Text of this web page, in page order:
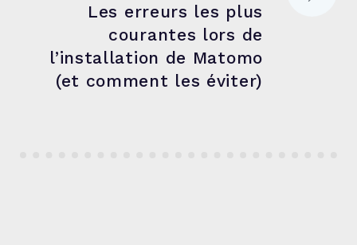
Les erreurs les plus
courantes lors de
l’installation de Matomo
(et comment les éviter)